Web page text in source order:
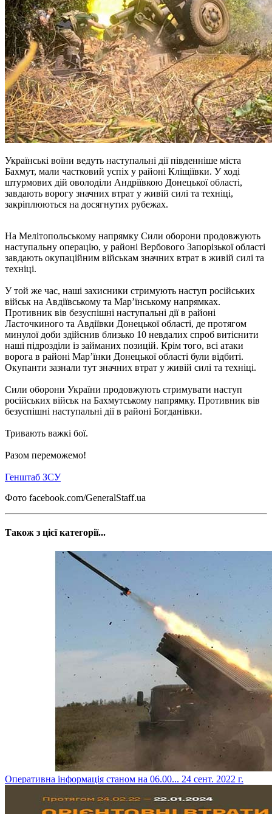
Українські воїни ведуть наступальні дії південніше міста
Бахмут, мали частковий успіх у районі Кліщіївки. У ході
штурмових дій оволоділи Андріївкою Донецької області,
завдають ворогу значних втрат у живій силі та техніці,
закріплюються на досягнутих рубежах.
На Мелітопольському напрямку Сили оборони продовжують
наступальну операцію, у районі Вербового Запорізької області
завдають окупаційним військам значних втрат в живій силі та
техніці.
У той же час, наші захисники стримують наступ російських
військ на Авдіївському та Мар’їнському напрямках.
Противник вів безуспішні наступальні дії в районі
Ласточкиного та Авдіївки Донецької області, де протягом
минулої доби здійснив близько 10 невдалих спроб витіснити
наші підрозділи із займаних позицій. Крім того, всі атаки
ворога в районі Мар’їнки Донецької області були відбиті.
Окупанти зазнали тут значних втрат у живій силі та техніці.
Сили оборони України продовжують стримувати наступ
російських військ на Бахмутському напрямку. Противник вів
безуспішні наступальні дії в районі Богданівки.
Тривають важкі бої.
Разом переможемо!
Генштаб ЗСУ
Фото facebook.com/GeneralStaff.ua
Також з цієї категорії...
​Оперативна інформація станом на 06.00... 24 сент. 2022 г.